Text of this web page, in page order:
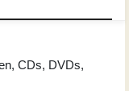
CDs, DVDs,